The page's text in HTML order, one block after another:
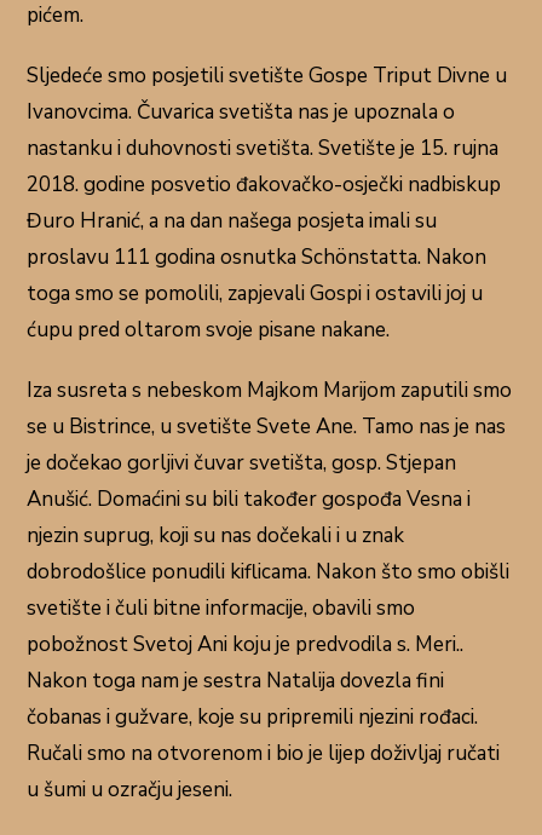
pićem.
Sljedeće smo posjetili svetište Gospe Triput Divne u
Ivanovcima. Čuvarica svetišta nas je upoznala o
nastanku i duhovnosti svetišta. Svetište je 15. rujna
2018. godine posvetio đakovačko-osječki nadbiskup
Đuro Hranić, a na dan našega posjeta imali su
proslavu 111 godina osnutka Schönstatta. Nakon
toga smo se pomolili, zapjevali Gospi i ostavili joj u
ćupu pred oltarom svoje pisane nakane.
Iza susreta s nebeskom Majkom Marijom zaputili smo
se u Bistrince, u svetište Svete Ane. Tamo nas je nas
je dočekao gorljivi čuvar svetišta, gosp. Stjepan
Anušić. Domaćini su bili također gospođa Vesna i
njezin suprug, koji su nas dočekali i u znak
dobrodošlice ponudili kiflicama. Nakon što smo obišli
svetište i čuli bitne informacije, obavili smo
pobožnost Svetoj Ani koju je predvodila s. Meri..
Nakon toga nam je sestra Natalija dovezla fini
čobanas i gužvare, koje su pripremili njezini rođaci.
Ručali smo na otvorenom i bio je lijep doživljaj ručati
u šumi u ozračju jeseni.